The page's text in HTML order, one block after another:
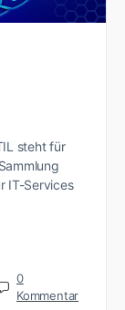
steht für
IT-Services
0
Kommentar